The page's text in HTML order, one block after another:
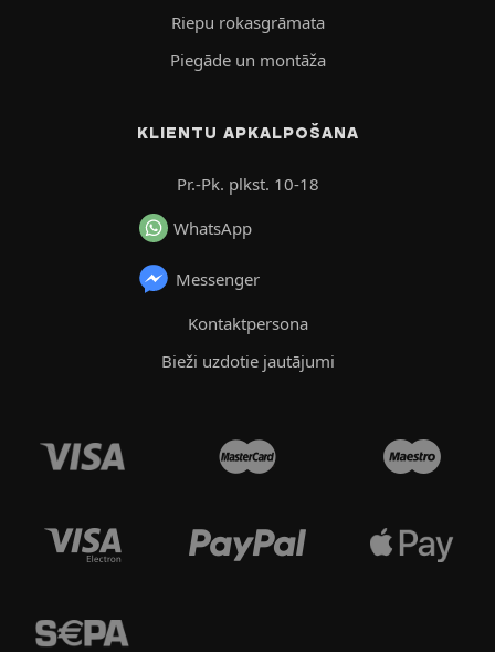
Riepu rokasgrāmata
Piegāde un montāža
KLIENTU APKALPOŠANA
Pr.-Pk. plkst. 10-18
WhatsApp
Messenger
Kontaktpersona
Bieži uzdotie jautājumi